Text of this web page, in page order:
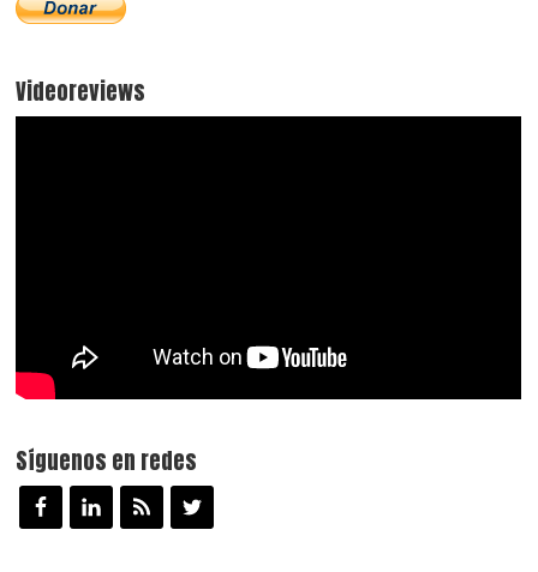
Videoreviews
Síguenos en redes